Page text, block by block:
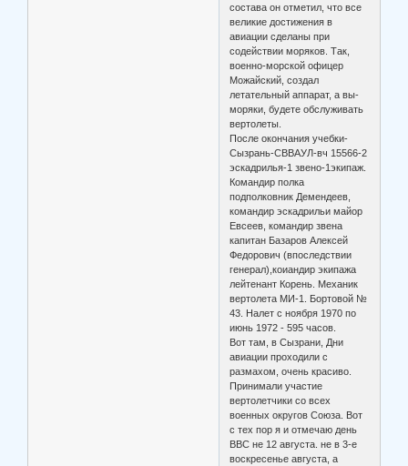
состава он отметил, что все
великие достижения в
авиации сделаны при
содействии моряков. Так,
военно-морской офицер
Можайский, создал
летательный аппарат, а вы-
моряки, будете обслуживать
вертолеты.
После окончания учебки-
Сызрань-СВВАУЛ-вч 15566-2
эскадрилья-1 звено-1экипаж.
Командир полка
подполковник Демендеев,
командир эскадрильи майор
Евсеев, командир звена
капитан Базаров Алексей
Федорович (впоследствии
генерал),коиандир экипажа
лейтенант Корень. Механик
вертолета МИ-1. Бортовой №
43. Налет с ноября 1970 по
июнь 1972 - 595 часов.
Вот там, в Сызрани, Дни
авиации проходили с
размахом, очень красиво.
Принимали участие
вертолетчики со всех
военных округов Союза. Вот
с тех пор я и отмечаю день
ВВС не 12 августа. не в 3-е
воскресенье августа, а